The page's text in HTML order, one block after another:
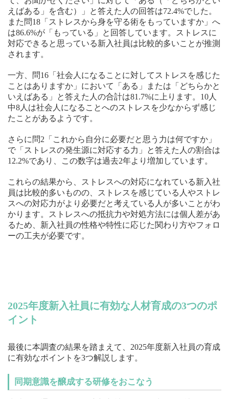
えばある」を含む）」と答えた人の回答は72.4%でした。
また問18「ストレスから身を守る術をもっていますか」へ
は86.6%が「もっている」と回答しています。ストレスに
対応できると思っている新入社員は比較的多いことが推測
されます。
一方、問16「社会人になることに対してストレスを感じた
ことはありますか」において「ある」または「どちらかと
いえばある」と答えた人の合計は81.7%に上ります。10人
中8人は社会人になることへのストレスを少なからず感じ
たことがあるようです。
さらに問2「これから自分に必要だと思う力は何ですか」
で「ストレスの発生源に対応する力」と答えた人の割合は
12.2%であり、この数字は過去2年より増加しています。
これらの結果から、ストレスへの対応になれている新入社
員は比較的多いものの、ストレスを感じている人やストレ
スへの対応力がより必要だと考えている人が多いことがわ
かります。ストレスへの抵抗力や対処方法には個人差があ
るため、新入社員の性格や特性に応じた関わり方やフォロ
ーの工夫が必要です。
2025年度新入社員に有効な人材育成の3つのポ
イント
最後に本調査の結果を踏まえて、2025年度新入社員の育成
に有効なポイントを3つ解説します。
同期意識を醸成する研修をおこなう